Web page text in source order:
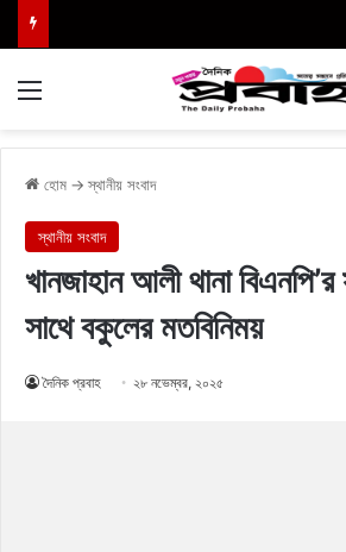
হোম → স্থানীয় সংবাদ
স্থানীয় সংবাদ
খানজাহান আলী থানা বিএনপি’র
সাথে বকুলের মতবিনিময়
দৈনিক প্রবাহ ২৮ নভেম্বর, ২০২৫